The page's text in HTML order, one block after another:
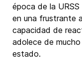
época de la
en una frustrante
capacidad de
adolece de
estado.